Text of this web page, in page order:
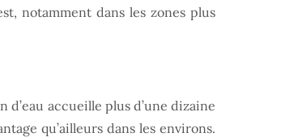
notamment dans les zones plus
accueille plus d’une dizaine
qu’ailleurs dans les environs.